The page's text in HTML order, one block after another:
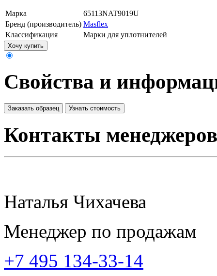
Марка
65113NAT9019U
Бренд (производитель) Masflex
Классификация
Марки для уплотнителей
Хочу купить
Свойства и
Заказать образец Узнать стоимость
Контакты менеджеров
Наталья Чихачева
Менеджер по продажам
+7 495 134-33-14